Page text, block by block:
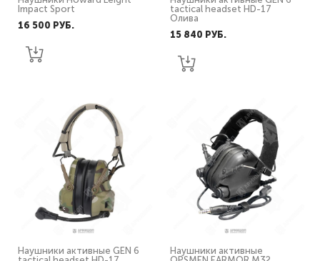
Impact Sport
16 500 PУБ.
tactical headset HD-17
Олива
15 840 PУБ.
Наушники активные GEN 6
Наушники активные